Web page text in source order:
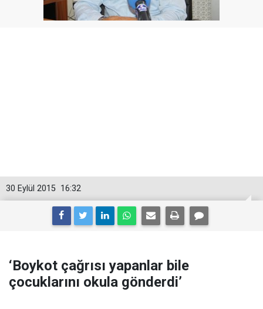
16:32
30 Eylül 2015
‘Boykot çağrısı yapanlar bile
çocuklarını okula gönderdi’